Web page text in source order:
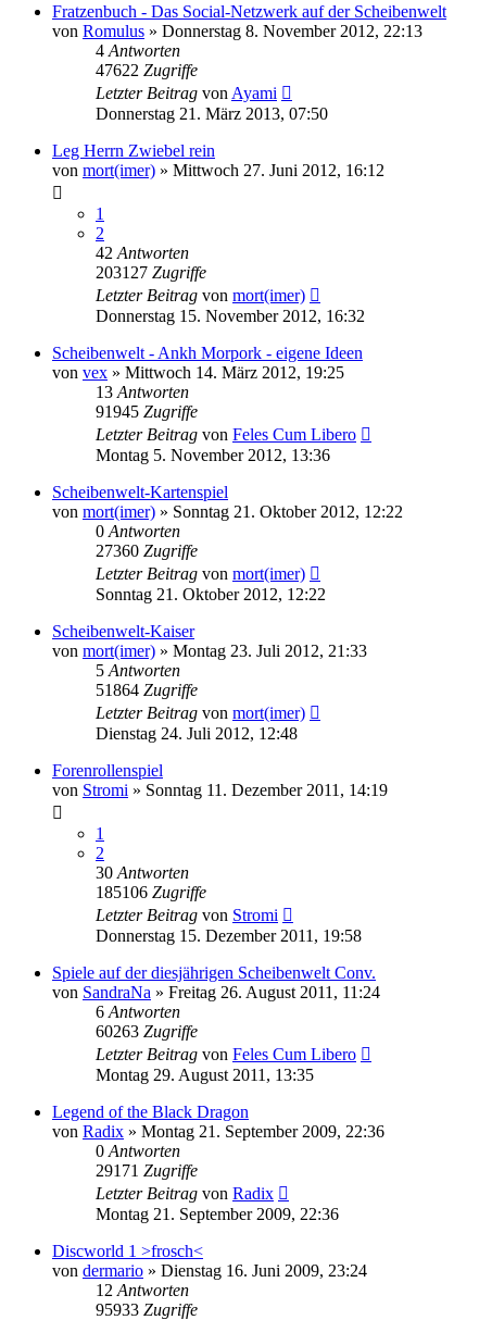
Fratzenbuch - Das Social-Netzwerk auf der Scheibenwelt
von Romulus » Donnerstag 8. November 2012, 22:13
4 Antworten
47622 Zugriffe
Letzter Beitrag von Ayami
Donnerstag 21. März 2013, 07:50
Leg Herrn Zwiebel rein
von mort(imer) » Mittwoch 27. Juni 2012, 16:12
1
2
42 Antworten
203127 Zugriffe
Letzter Beitrag von mort(imer)
Donnerstag 15. November 2012, 16:32
Scheibenwelt - Ankh Morpork - eigene Ideen
von vex » Mittwoch 14. März 2012, 19:25
13 Antworten
91945 Zugriffe
Letzter Beitrag von Feles Cum Libero
Montag 5. November 2012, 13:36
Scheibenwelt-Kartenspiel
von mort(imer) » Sonntag 21. Oktober 2012, 12:22
0 Antworten
27360 Zugriffe
Letzter Beitrag von mort(imer)
Sonntag 21. Oktober 2012, 12:22
Scheibenwelt-Kaiser
von mort(imer) » Montag 23. Juli 2012, 21:33
5 Antworten
51864 Zugriffe
Letzter Beitrag von mort(imer)
Dienstag 24. Juli 2012, 12:48
Forenrollenspiel
von Stromi » Sonntag 11. Dezember 2011, 14:19
1
2
30 Antworten
185106 Zugriffe
Letzter Beitrag von Stromi
Donnerstag 15. Dezember 2011, 19:58
Spiele auf der diesjährigen Scheibenwelt Conv.
von SandraNa » Freitag 26. August 2011, 11:24
6 Antworten
60263 Zugriffe
Letzter Beitrag von Feles Cum Libero
Montag 29. August 2011, 13:35
Legend of the Black Dragon
von Radix » Montag 21. September 2009, 22:36
0 Antworten
29171 Zugriffe
Letzter Beitrag von Radix
Montag 21. September 2009, 22:36
Discworld 1 >frosch<
von dermario » Dienstag 16. Juni 2009, 23:24
12 Antworten
95933 Zugriffe